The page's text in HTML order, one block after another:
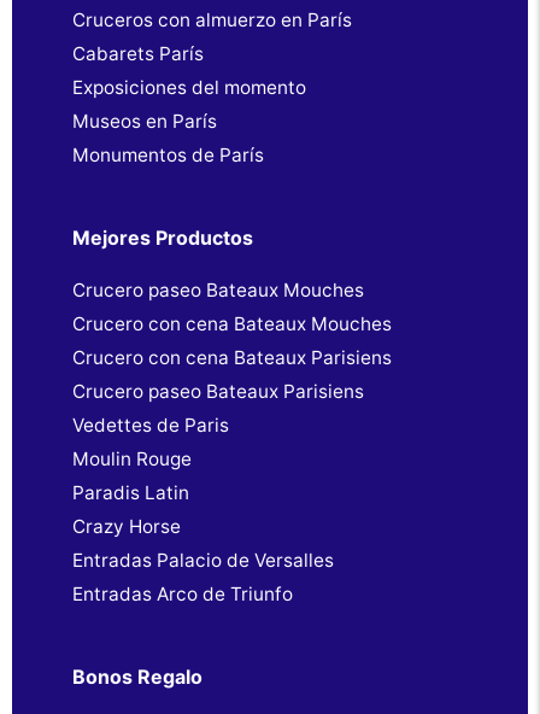
Cruceros con almuerzo en París
Cabarets París
Exposiciones del momento
Museos en París
Monumentos de París
Mejores Productos
Crucero paseo Bateaux Mouches
Crucero con cena Bateaux Mouches
Crucero con cena Bateaux Parisiens
Crucero paseo Bateaux Parisiens
Vedettes de Paris
Moulin Rouge
Paradis Latin
Crazy Horse
Entradas Palacio de Versalles
Entradas Arco de Triunfo
Bonos Regalo